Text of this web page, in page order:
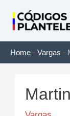
contenido
Home - Vargas -